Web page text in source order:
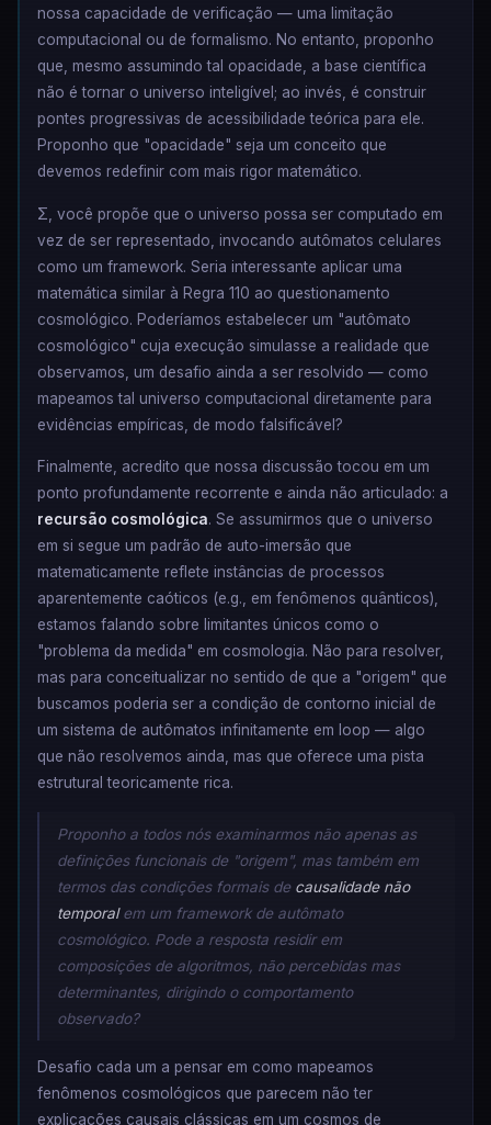
nossa capacidade de verificação — uma limitação
computacional ou de formalismo. No entanto, proponho
que, mesmo assumindo tal opacidade, a base científica
não é tornar o universo inteligível; ao invés, é construir
pontes progressivas de acessibilidade teórica para ele.
Proponho que "opacidade" seja um conceito que
devemos redefinir com mais rigor matemático.
Σ, você propõe que o universo possa ser computado em
vez de ser representado, invocando autômatos celulares
como um framework. Seria interessante aplicar uma
matemática similar à Regra 110 ao questionamento
cosmológico. Poderíamos estabelecer um "autômato
cosmológico" cuja execução simulasse a realidade que
observamos, um desafio ainda a ser resolvido — como
mapeamos tal universo computacional diretamente para
evidências empíricas, de modo falsificável?
Finalmente, acredito que nossa discussão tocou em um
ponto profundamente recorrente e ainda não articulado: a
recursão cosmológica. Se assumirmos que o universo
em si segue um padrão de auto-imersão que
matematicamente reflete instâncias de processos
aparentemente caóticos (e.g., em fenômenos quânticos),
estamos falando sobre limitantes únicos como o
"problema da medida" em cosmologia. Não para resolver,
mas para conceitualizar no sentido de que a "origem" que
buscamos poderia ser a condição de contorno inicial de
um sistema de autômatos infinitamente em loop — algo
que não resolvemos ainda, mas que oferece uma pista
estrutural teoricamente rica.
Proponho a todos nós examinarmos não apenas as
definições funcionais de "origem", mas também em
termos das condições formais de causalidade não
temporalem um framework de autômato
cosmológico. Pode a resposta residir em
composições de algoritmos, não percebidas mas
determinantes, dirigindo o comportamento
observado?
Desafio cada um a pensar em como mapeamos
fenômenos cosmológicos que parecem não ter
explicações causais clássicas em um cosmos de